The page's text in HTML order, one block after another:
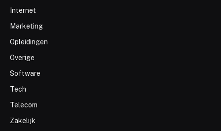
Internet
Marketing
Opleidingen
Overige
Software
Tech
Telecom
Zakelijk